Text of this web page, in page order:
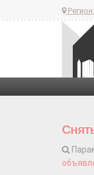
Регион: